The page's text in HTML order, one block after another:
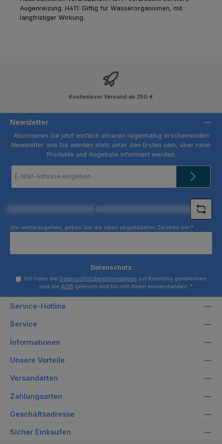
Augenreizung. H411: Giftig für Wasserorganismen, mit
langfristiger Wirkung.
Kostenloser Versand ab 250 €
Newsletter
Abonnieren Sie jetzt einfach unseren regelmäßig erscheinenden
Newsletter und Sie werden stets unter den Ersten sein, über neue
Produkte und Angebote informiert werden.
Mail-
Loading...
Um weiterzugehen, geben Sie die oben abgebildeten Zeichen ein *
Datenschutz
Ich habe die Datenschutzbestimmungen zur Kenntnis genommen
und die AGB gelesen und bin mit ihnen einverstanden. *
Service-Hotline
Service
Informationen
Unsere Vorteile
Versandarten
Zahlungsarten
Geschäftsadresse
Sicher Einkaufen